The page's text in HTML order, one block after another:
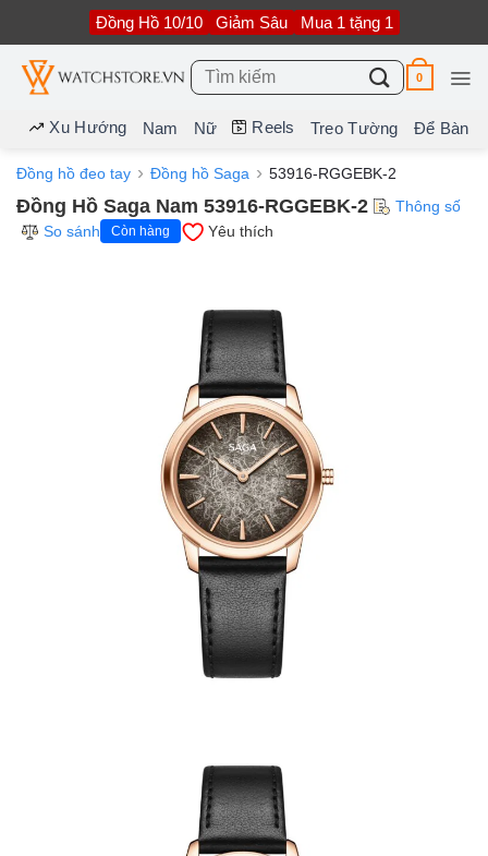
nội
dung
Đồng Hồ 10/10 Giảm Sâu Mua 1 tặng 1
Tìm
kiếm:
0
Xu Hướng Nam Nữ Reels Treo Tường Để Bàn
Đồng hồ đeo tay Đồng hồ Saga 53916-RGGEBK-2
Đồng Hồ Saga Nam 53916-RGGEBK-2
Thông số
So sánh
Còn hàng Yêu thích